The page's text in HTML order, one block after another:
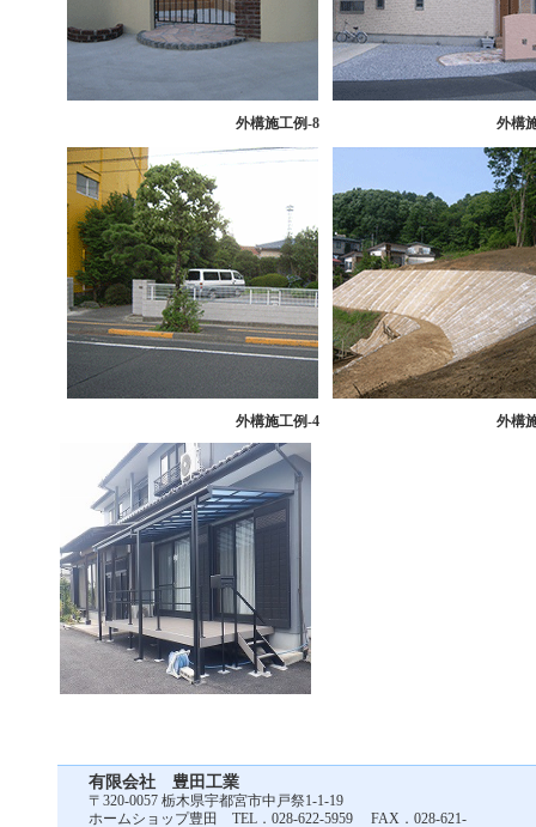
外構施工例-8 外構
外構施工例-4 外構
有限会社 豊田工業
〒320-0057 栃木県宇都宮市中戸祭1-1-19
ホームショップ豊田 TEL．028-622-5959 FAX． 028-621-